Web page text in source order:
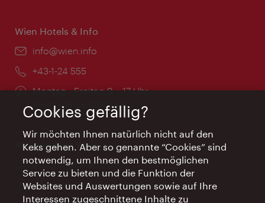
Wien Hotels & Info
Email:
info@wien.info
Telefon:
+43-1-24 555
Öffnungszeiten:
Montag - Freitag 9 – 17 Uhr
Feiertags geschlossen
AI Concierge Wien
Ort:
concierge.wien.info
Öffnungszeiten:
Informationen rund um die Uhr
Cookies gefällig?
Wir möchten Ihnen natürlich nicht auf den
Keks gehen. Aber so genannte “Cookies” sind
notwendig, um Ihnen den bestmöglichen
Service zu bieten und die Funktion der
Websites und Auswertungen sowie auf Ihre
Interessen zugeschnittene Inhalte zu